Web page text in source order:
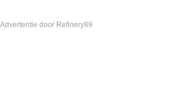
door Refinery89